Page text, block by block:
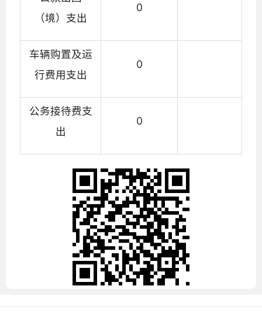
（境）支出
0
车辆购置及运
行费用支出
0
公务接待费支
出
0